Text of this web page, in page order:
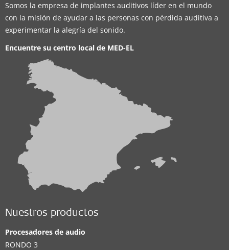
Somos la empresa de implantes auditivos líder en el mundo
con la misión de ayudar a las personas con pérdida auditiva a
experimentar la alegría del sonido.
Encuentre su centro local de MED-EL
Nuestros productos
Procesadores de audio
RONDO 3